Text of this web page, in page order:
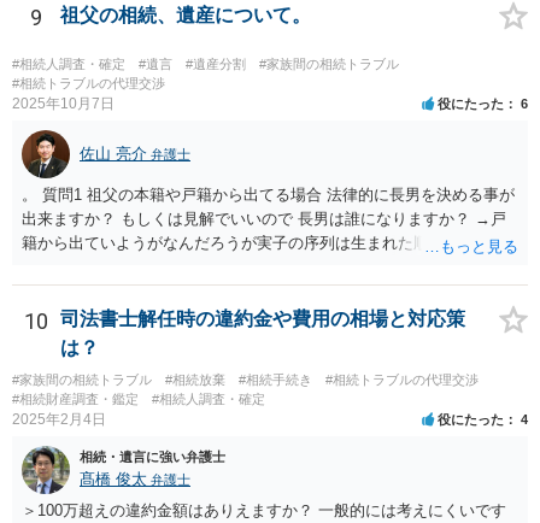
議をすることになります（必ずしも３分の１ずつにしなくても，合意
ができれば構いません。）。 今後の対応としては， ①伯母さんの相続
財産（遺産）の全容を整理する（預貯金，有価証券，不動産等の有無
を調べることになります。） ②相続財産に照らし，相続税の申告の準
備をする（税理士の先生にご相談ください。） ③遺産分割協議をする
（ご本人同士で行っても構いませんし，弁護士に相談することもよろ
しいと思います。） ことになります。
9 祖父の相続、遺産について。
#相続人調査・確定 #遺言 #遺産分割
#家族間の相続トラブル
#相続トラブルの代理交渉
2025年10月7日 役にたった 6
佐山 亮介 弁護士
。 質問1 祖父の本籍や戸籍から出てる場合 法律的に長男を決める事が
出来ますか？ もしくは見解でいいので 長男は誰になりますか？ →戸
籍から出ていようがなんだろうが実子の序列は生まれた順ですから、
書が腹違いの長男に向けてある場合 書かれてる内容が最優先にされる
のですか？ →遺書というのが、法律上の遺言の形式を守っている限り
はそのとおりです。 質問3 父が腹違いの長男に法律的に優位になれそ
うな事はありますか？ →遺言が有効な場合、優位に立つことはできま
せんが、お祖父様が認知症であるなどの「遺言が作れないはずの事
情」があるならば①遺言無効確認の訴えを起こすのは一つの手です。
問4 相続トラブルの代理交渉は可能でしょうか。 →一般論としては可
能ですが、お伺いする内容ですとお祖父様が亡くなられた後に動くこ
とになるでしょう。
10
司法書士解任時の違約金や費用の相場と対応策
は？
#家族間の相続トラブル #相続放棄 #相続手続き
#相続トラブルの代理交渉
#相続財産調査・鑑定
#相続人調査・確定
2025年2月4日 役にたった 4
相続・遺言に強い弁護士
髙橋 俊太 弁護士
＞100万超えの違約金額はありえますか？ 一般的には考えにくいです